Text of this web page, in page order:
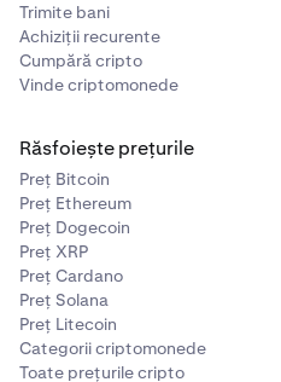
Trimite bani
Achiziții recurente
Cumpără cripto
Vinde criptomonede
Răsfoiește prețurile
Preț Bitcoin
Preț Ethereum
Preț Dogecoin
Preț XRP
Preț Cardano
Preț Solana
Preț Litecoin
Categorii criptomonede
Toate prețurile cripto